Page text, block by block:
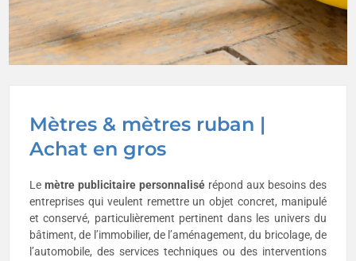
Mètres & mètres ruban |
Achat en gros
Lemètre publicitaire personnalisé répond aux besoins des
entreprises qui veulent remettre un objet concret, manipulé
et conservé, particulièrement pertinent dans les univers du
bâtiment, de l’immobilier, de l’aménagement, du bricolage, de
l’automobile, des services techniques ou des interventions